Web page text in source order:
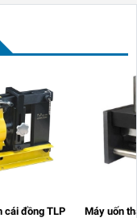
cái đồng TLP
Máy uốn